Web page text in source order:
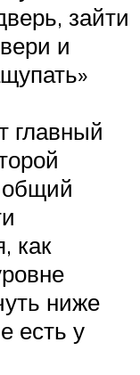
зайти
и
главный
общий
как
ниже
есть у